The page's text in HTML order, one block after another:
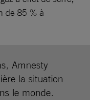
de 85 % à
Amnesty
la situation
le monde.